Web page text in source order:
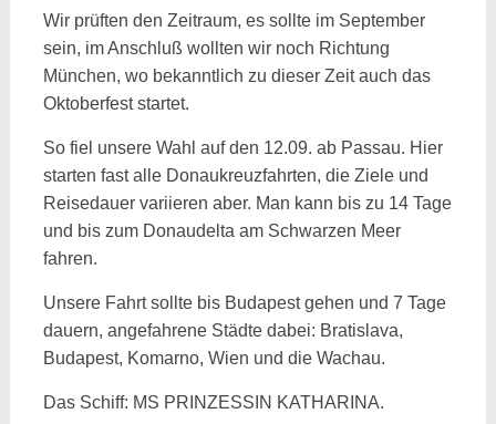
Wir prüften den Zeitraum, es sollte im September
sein, im Anschluß wollten wir noch Richtung
München, wo bekanntlich zu dieser Zeit auch das
Oktoberfest startet.
So fiel unsere Wahl auf den 12.09. ab Passau. Hier
starten fast alle Donaukreuzfahrten, die Ziele und
Reisedauer variieren aber. Man kann bis zu 14 Tage
und bis zum Donaudelta am Schwarzen Meer
fahren.
Unsere Fahrt sollte bis Budapest gehen und 7 Tage
dauern, angefahrene Städte dabei: Bratislava,
Budapest, Komarno, Wien und die Wachau.
Das Schiff: MS PRINZESSIN KATHARINA.